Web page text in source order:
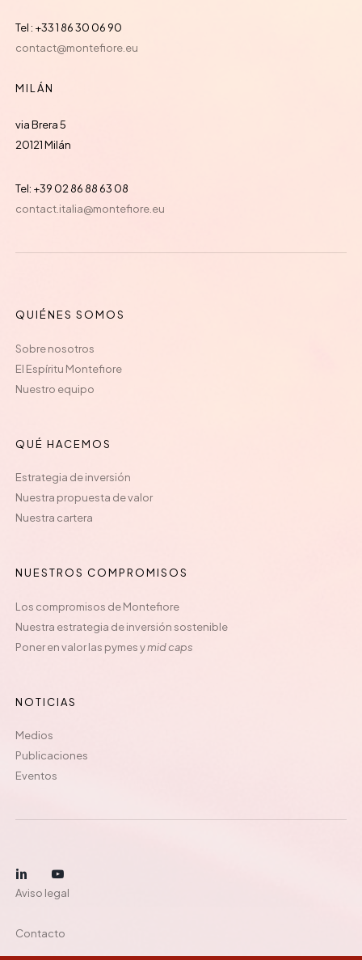
Tel : +33 1 86 30 06 90
contact@montefiore.eu
MILÁN
via Brera 5
20121 Milán
Tel: +39 02 86 88 63 08
contact.italia@montefiore.eu
QUIÉNES SOMOS
Sobre nosotros
El Espíritu Montefiore
Nuestro equipo
QUÉ HACEMOS
Estrategia de inversión
Nuestra propuesta de valor
Nuestra cartera
NUESTROS COMPROMISOS
Los compromisos de Montefiore
Nuestra estrategia de inversión sostenible
Poner en valor las pymes ymid caps
NOTICIAS
Medios
Publicaciones
Eventos
Contacto
Aviso legal